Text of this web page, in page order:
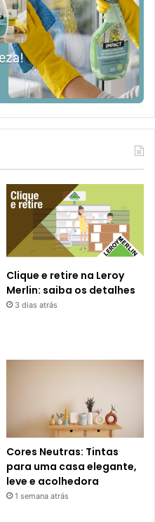
Clique e retire na Leroy
Merlin: saiba os detalhes
3 dias atrás
Cores Neutras: Tintas
para uma casa elegante,
leve e acolhedora
1 semana atrás